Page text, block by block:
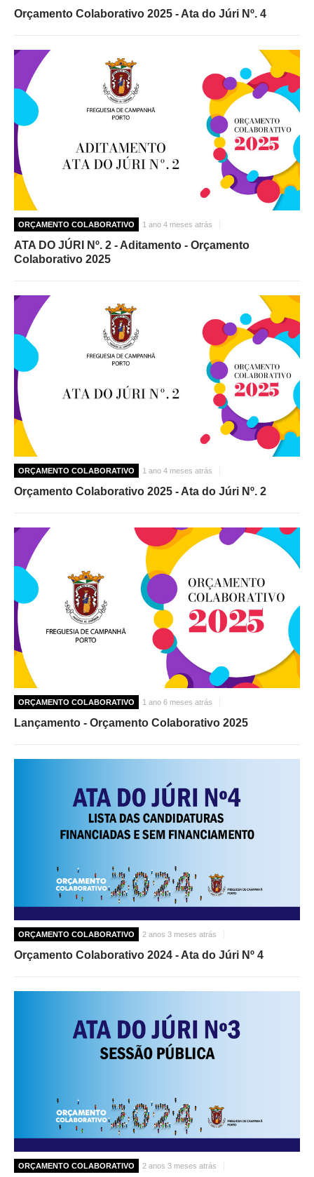
Orçamento Colaborativo 2025 - Ata do Júri Nº. 4
ORÇAMENTO COLABORATIVO 1 ano 4 meses atrás
ATA DO JÚRI Nº. 2 - Aditamento - Orçamento
Colaborativo 2025
ORÇAMENTO COLABORATIVO 1 ano 4 meses atrás
Orçamento Colaborativo 2025 - Ata do Júri Nº. 2
ORÇAMENTO COLABORATIVO 1 ano 6 meses atrás
Lançamento - Orçamento Colaborativo 2025
ORÇAMENTO COLABORATIVO 2 anos 3 meses atrás
Orçamento Colaborativo 2024 - Ata do Júri Nº 4
ORÇAMENTO COLABORATIVO 2 anos 3 meses atrás